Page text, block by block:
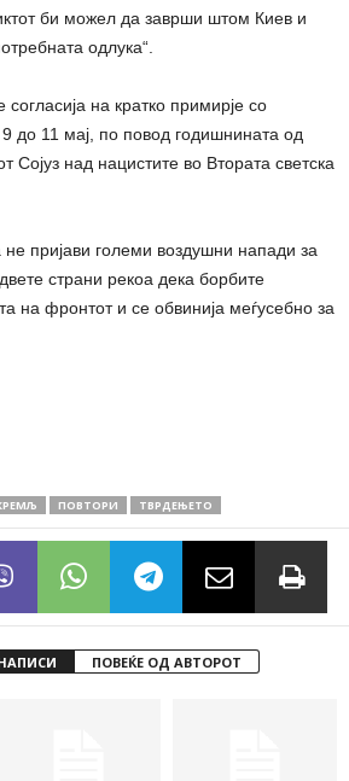
би можел да заврши штом Киев и
одлука“.
согласија на кратко примирје со
до 11 мај, по повод годишнината од
Сојуз над нацистите во Втората светска
пријави големи воздушни напади за
страни рекоа дека борбите
на фронтот и се обвинија меѓусебно за
ПОВТОРИ ТВРДЕЊЕТО
ПОВЕЌЕ ОД АВТОРОТ